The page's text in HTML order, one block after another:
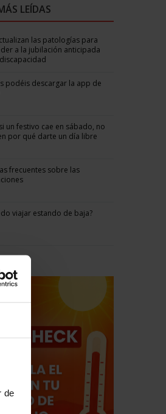
de
LEÍDAS
las patologías para
a la jubilación anticipada
podéis descargar la app de
un festivo cae en sábado, no
por qué darte un día libre
frecuentes sobre las
viajar estando de baja?